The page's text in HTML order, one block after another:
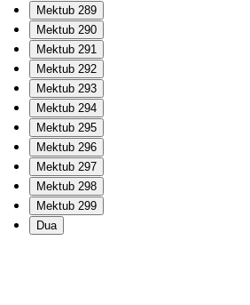
Mektub 289
Mektub 290
Mektub 291
Mektub 292
Mektub 293
Mektub 294
Mektub 295
Mektub 296
Mektub 297
Mektub 298
Mektub 299
Dua